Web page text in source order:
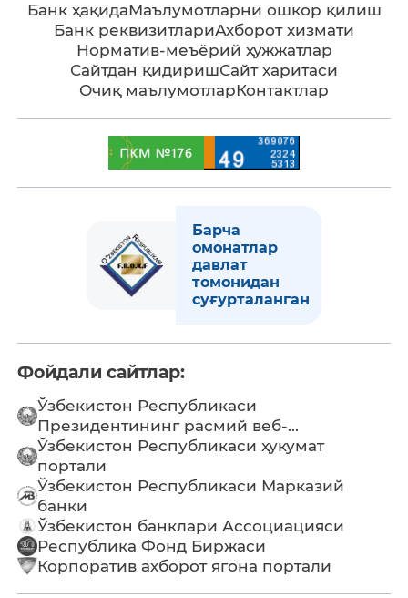
Банк ҳақидаМаълумотларни ошкор қилиш
Банк реквизитлариАхборот хизмати
Норматив-меъёрий ҳужжатлар
Сайтдан қидиришСайт харитаси
Очиқ маълумотларКонтактлар
Барча
омонатлар
давлат
томонидан
суғурталанган
Фойдали сайтлар:
Ўзбекистон Республикаси
Президентининг расмий веб-...
Ўзбекистон Республикаси ҳукумат
портали
Ўзбекистон Республикаси Марказий
банки
Ўзбекистон банклари Ассоциацияси
Республика Фонд Биржаси
Корпоратив ахборот ягона портали